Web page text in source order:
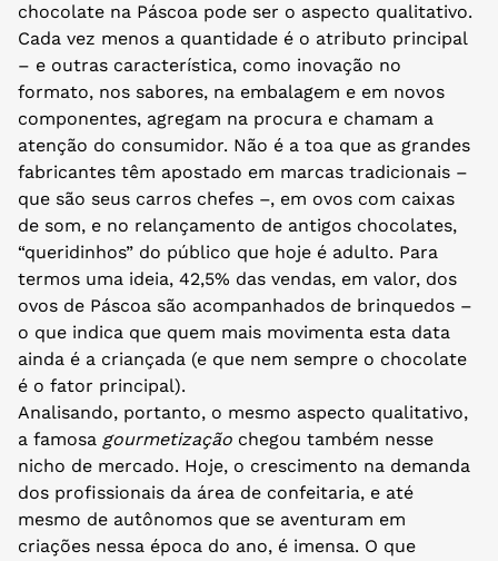
chocolate na Páscoa pode ser o aspecto qualitativo.
Cada vez menos a quantidade é o atributo principal
– e outras característica, como inovação no
formato, nos sabores, na embalagem e em novos
componentes, agregam na procura e chamam a
atenção do consumidor. Não é a toa que as grandes
fabricantes têm apostado em marcas tradicionais –
que são seus carros chefes –, em ovos com caixas
de som, e no relançamento de antigos chocolates,
“queridinhos” do público que hoje é adulto. Para
termos uma ideia, 42,5% das vendas, em valor, dos
ovos de Páscoa são acompanhados de brinquedos –
o que indica que quem mais movimenta esta data
ainda é a criançada (e que nem sempre o chocolate
é o fator principal).
Analisando, portanto, o mesmo aspecto qualitativo,
a famosa gourmetização chegou também nesse
nicho de mercado. Hoje, o crescimento na demanda
dos profissionais da área de confeitaria, e até
mesmo de autônomos que se aventuram em
criações nessa época do ano, é imensa. O que